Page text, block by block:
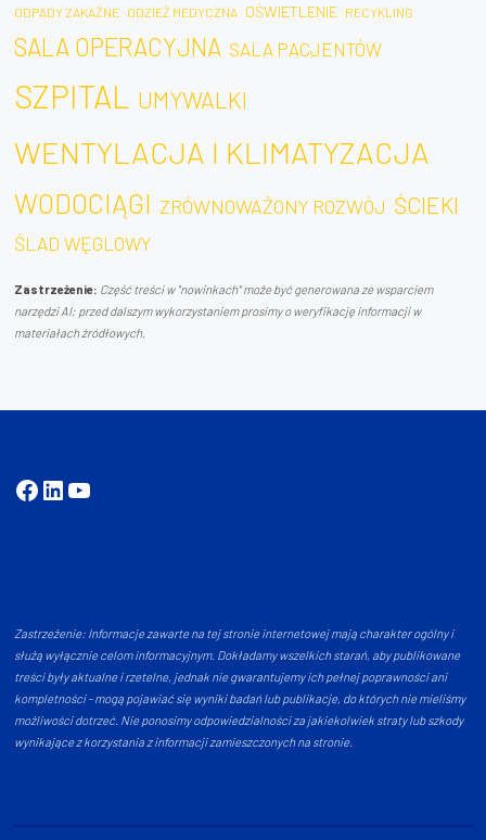
ODPADY ZAKAŹNE ODZIEŻ MEDYCZNA OŚWIETLENIE RECYKLING
SALA OPERACYJNA SALA PACJENTÓW
SZPITAL UMYWALKI
WENTYLACJA I KLIMATYZACJA
WODOCIĄGI ZRÓWNOWAŻONY ROZWÓJ ŚCIEKI
ŚLAD WĘGLOWY
Zastrzeżenie: Część treści w "nowinkach" może być generowana ze wsparciem
narzędzi AI; przed dalszym wykorzystaniem prosimy o weryfikację informacji w
materiałach źródłowych.
Facebook
LinkedIn
YouTube
Zastrzeżenie: Informacje zawarte na tej stronie internetowej mają charakter ogólny i
służą wyłącznie celom informacyjnym. Dokładamy wszelkich starań, aby publikowane
treści były aktualne i rzetelne, jednak nie gwarantujemy ich pełnej poprawności ani
kompletności - mogą pojawiać się wyniki badań lub publikacje, do których nie mieliśmy
możliwości dotrzeć. Nie ponosimy odpowiedzialności za jakiekolwiek straty lub szkody
wynikające z korzystania z informacji zamieszczonych na stronie.